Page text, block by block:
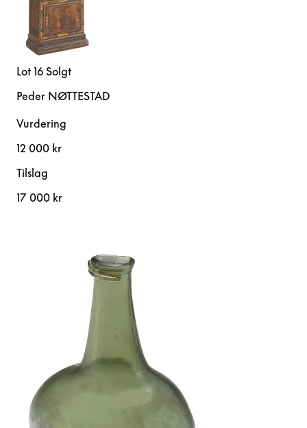
Lot 16 Solgt
Peder NØTTESTAD
Vurdering
12 000 kr
Tilslag
17 000 kr